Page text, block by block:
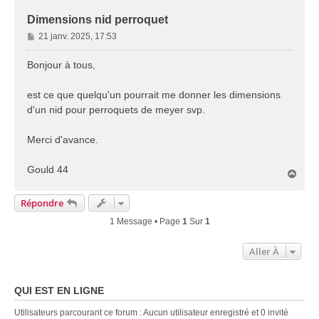
Dimensions nid perroquet
M
e
s
g
e
21 janv. 2025, 17:53
Bonjour à tous,
est ce que quelqu'un pourrait me donner les dimensions
d'un nid pour perroquets de meyer svp.
Merci d'avance.
Gould 44
Répondre
1 Message • Page 1Sur 1
Aller À
QUI EST EN LIGNE
Utilisateurs parcourant ce forum : Aucun utilisateur enregistré et 0 invité